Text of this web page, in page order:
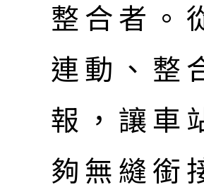
整合者。
連動、整
報，讓車
夠無縫銜